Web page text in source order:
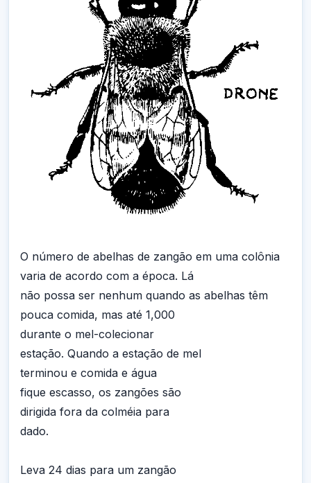
O número de abelhas de zangão em uma colônia
varia de acordo com a época. Lá
não possa ser nenhum quando as abelhas têm
pouca comida, mas até 1,000
durante o mel-colecionar
estação. Quando a estação de mel
terminou e comida e água
fique escasso, os zangões são
dirigida fora da colméia para
dado.
Leva 24 dias para um zangão